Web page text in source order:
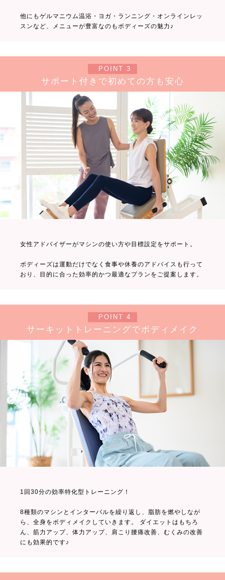
他にもゲルマニウム温浴・ヨガ・ランニング・オンラインレッ
スンなど、メニューが豊富なのもボディーズの魅力♪
POINT 3
サポート付きで初めての方も安心
女性アドバイザーがマシンの使い方や目標設定をサポート。
ボディーズは運動だけでなく食事や休養のアドバイスも行って
おり、目的に合った効率的かつ最適なプランをご提案します。
POINT 4
サーキットトレーニングでボディメイク
1回30分の効率特化型トレーニング！
8種類のマシンとインターバルを繰り返し、脂肪を燃やしなが
ら、全身をボディメイクしていきます。 ダイエットはもちろ
ん、筋力アップ、体力アップ、肩こり腰痛改善、むくみの改善
にも効果的です♪